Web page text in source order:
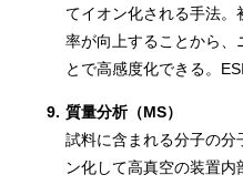
てイオン化される手法。
率が向上することから、
とで高感度化できる。
9. 質量分析（MS）
試料に含まれる分子の分
ン化して高真空の装置